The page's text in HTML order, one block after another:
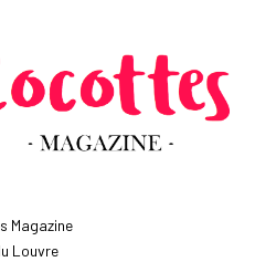
Magazine
Louvre